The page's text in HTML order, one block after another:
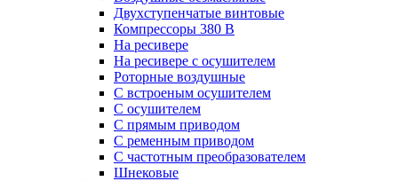
Двухступенчатые винтовые
Компрессоры 380 В
На ресивере
На ресивере с осушителем
Роторные воздушные
С встроеным осушителем
С осушителем
С прямым приводом
С ременным приводом
С частотным преобразователем
Шнековые